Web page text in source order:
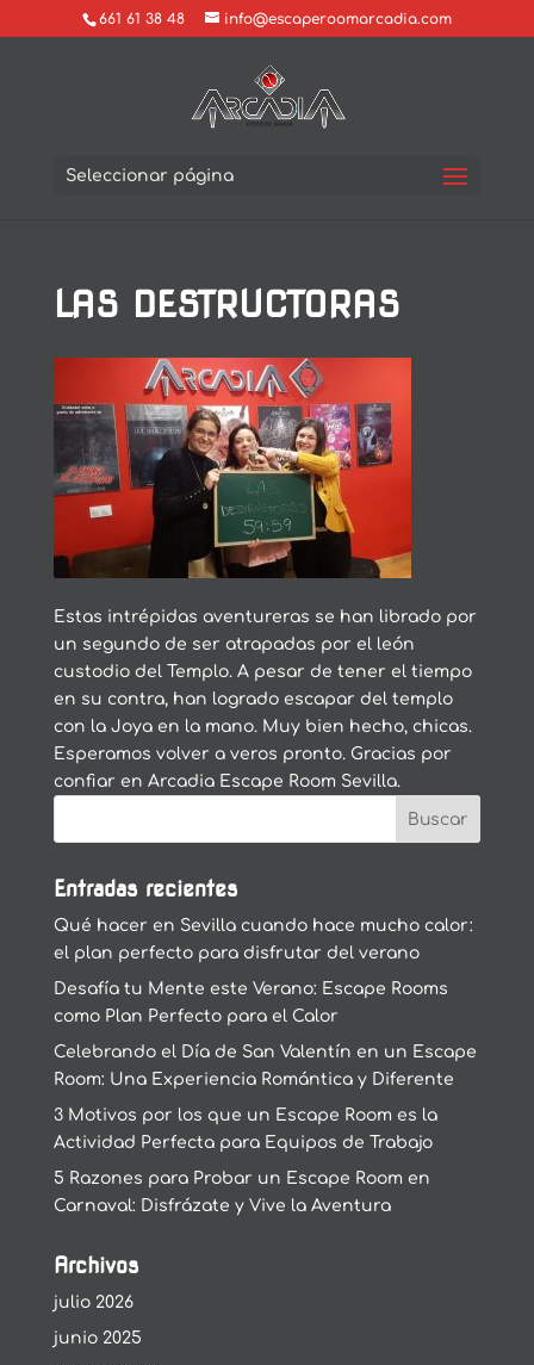
661 61 38 48 info@escaperoomarcadia.com
Seleccionar página
LAS DESTRUCTORAS
Estas intrépidas aventureras se han librado por
un segundo de ser atrapadas por el león
custodio del Templo. A pesar de tener el tiempo
en su contra, han logrado escapar del templo
con la Joya en la mano. Muy bien hecho, chicas.
Esperamos volver a veros pronto. Gracias por
confiar en Arcadia Escape Room Sevilla.
Entradas recientes
Qué hacer en Sevilla cuando hace mucho calor:
el plan perfecto para disfrutar del verano
Desafía tu Mente este Verano: Escape Rooms
como Plan Perfecto para el Calor
Celebrando el Día de San Valentín en un Escape
Room: Una Experiencia Romántica y Diferente
3 Motivos por los que un Escape Room es la
Actividad Perfecta para Equipos de Trabajo
5 Razones para Probar un Escape Room en
Carnaval: Disfrázate y Vive la Aventura
Archivos
julio 2026
junio 2025